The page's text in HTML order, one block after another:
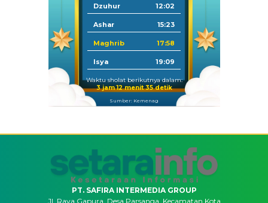
Dzuhur 12:02
Ashar 15:23
Maghrib 17:58
Isya 19:09
Waktu sholat berikutnya dalam:
3 jam 12 menit 34 detik
Sumber: Kemenag
PT. SAFIRA INTERMEDIA GROUP
Jl. Raya Gapura, Desa Parsanga, Kecamatan Kota